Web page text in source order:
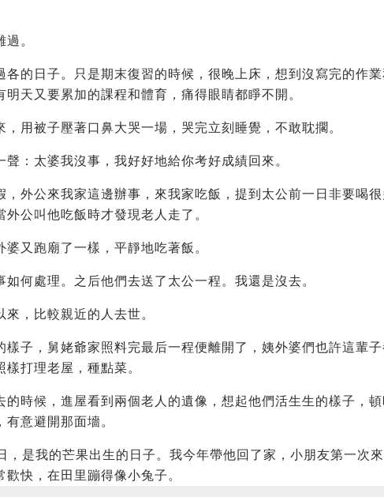
。
各的日子。只是期末復習的時候，很晚上床，想到沒寫完的作
明天又要累加的課程和體育，痛得眼睛都睜不開。
，用被子壓著口鼻大哭一場，哭完立刻睡覺，不敢耽擱。
聲：太婆我沒事，我好好地給你考好成績回來。
，外公來我家這邊辦事，來我家吃飯，提到太公前一日非要喝
外公叫他吃飯時才發現老人走了。
婆又跑廟了一樣，平靜地吃著飯。
如何處理。之后他們去送了太公一程。我還是沒去。
來，比較親近的人去世。
樣子，舅姥爺家照料完最后一程便離開了，姨外婆們也許這輩子
樣打理老屋，種點菜。
的時候，進屋看到兩個老人的遺像，想起他們活生生的樣子，
有意避開那面墻。
，是我的芒果出生的日子。我今年帶他回了家，小朋友第一次來
歡快，在田里蹦得像小兔子。